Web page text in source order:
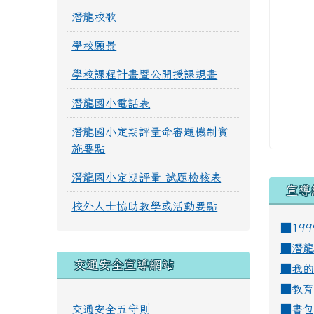
宣導
潛
我
教
書
潛龍校歌
學校願景
學校課程計畫暨公開授課規畫
潛龍國小電話表
潛龍國小定期評量命審題機制實
施要點
潛龍國小定期評量 試題檢核表
校外人士協助教學或活動要點
交通安全宣導網站
交通安全五守則